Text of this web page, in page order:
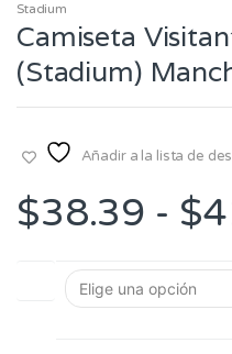
Stadium
Camiseta
(Stadium)
Añadir a la lista de
$38.39 - $